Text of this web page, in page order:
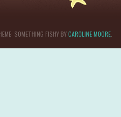
SOMETHING FISHY BYCAROLINE MOORE